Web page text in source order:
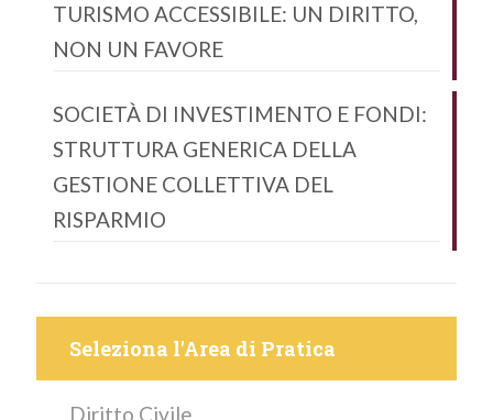
TURISMO ACCESSIBILE: UN DIRITTO,
NON UN FAVORE
SOCIETÀ DI INVESTIMENTO E FONDI:
STRUTTURA GENERICA DELLA
GESTIONE COLLETTIVA DEL
RISPARMIO
Seleziona l'Area di Pratica
Diritto Civile